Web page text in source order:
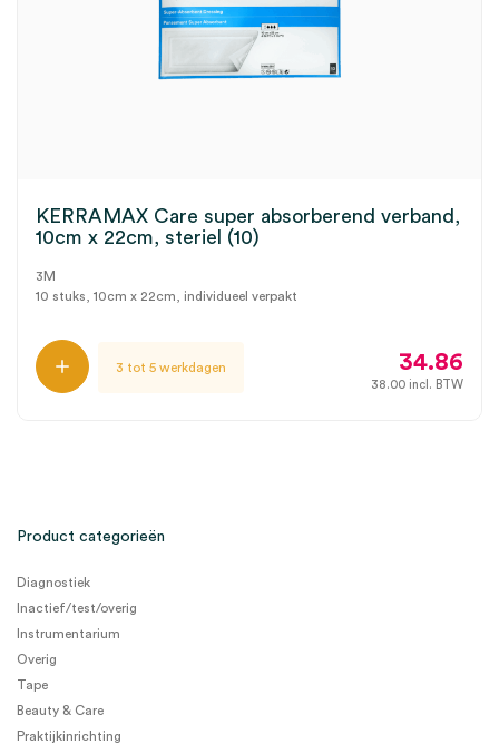
KERRAMAX Care super absorberend verband,
10cm x 22cm, steriel (10)
3M
10 stuks, 10cm x 22cm, individueel verpakt
3 tot 5 werkdagen 34.86
38.00 incl. BTW
Product categorieën
Diagnostiek
Inactief/test/overig
Instrumentarium
Overig
Tape
Beauty & Care
Praktijkinrichting